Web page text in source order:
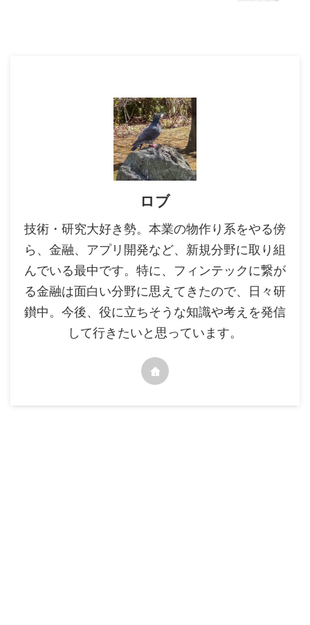
ロブ
技術・研究大好き勢。本業の物作り系をやる傍
ら、金融、アプリ開発など、新規分野に取り組
んでいる最中です。特に、フィンテックに繋が
る金融は面白い分野に思えてきたので、日々研
鑚中。今後、役に立ちそうな知識や考えを発信
して行きたいと思っています。